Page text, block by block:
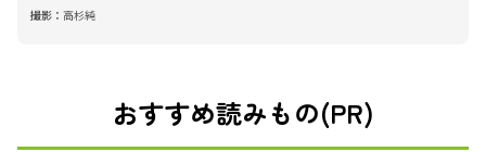
撮影： 高杉純
おすすめ読みもの(PR)